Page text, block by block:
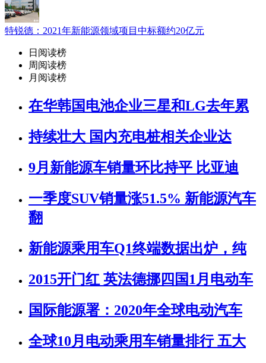
特锐德：2021年新能源领域项目中标额约20亿元
日阅读榜
周阅读榜
月阅读榜
在华韩国电池企业三星和LG去年累
持续壮大 国内充电桩相关企业达
9月新能源车销量环比持平 比亚迪
一季度SUV销量涨51.5% 新能源汽车
翻
新能源乘用车Q1终端数据出炉，纯
2015开门红 英法德挪四国1月电动车
国际能源署：2020年全球电动汽车
全球10月电动乘用车销量排行 五大